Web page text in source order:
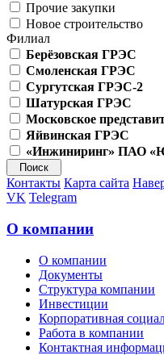
Прочие закупки
Новое строительство
Филиал
Берёзовская ГРЭС
Смоленская ГРЭС
Сургутская ГРЭС-2
Шатурская ГРЭС
Московское
Яйвинская ГРЭС
«Инжиниринг» ПАО
Контакты Карта сайта
VK Telegram
О компании
О компании
Документы
Структура компании
Инвестиции
Корпоративная
Работа в компании
Контактная